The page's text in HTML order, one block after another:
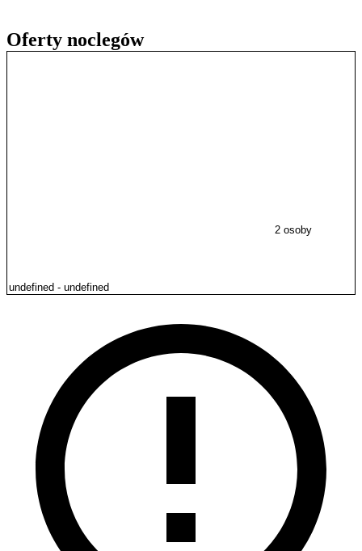
Oferty noclegów
2 osoby